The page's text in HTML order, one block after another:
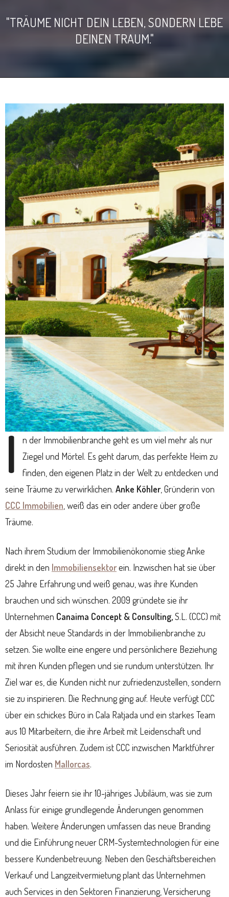
"TRÄUME NICHT DEIN LEBEN, SONDERN LEBE
DEINEN TRAUM."
I n der Immobilienbranche geht es um viel mehr als nur
Ziegel und Mörtel. Es geht darum, das perfekte Heim zu
finden, den eigenen Platz in der Welt zu entdecken und
seine Träume zu verwirklichen. Anke Köhler, Gründerin von
CCC Immobilien , weiß das ein oder andere über große
Träume.
Nach ihrem Studium der Immobilienökonomie stieg Anke
direkt in den Immobiliensektorein. Inzwischen hat sie über
25 Jahre Erfahrung und weiß genau, was ihre Kunden
brauchen und sich wünschen. 2009 gründete sie ihr
Unternehmen Canaima Concept & Consulting,S.L. (CCC) mit
der Absicht neue Standards in der Immobilienbranche zu
setzen. Sie wollte eine engere und persönlichere Beziehung
mit ihren Kunden pflegen und sie rundum unterstützen. Ihr
Ziel war es, die Kunden nicht nur zufriedenzustellen, sondern
sie zu inspirieren. Die Rechnung ging auf. Heute verfügt CCC
über ein schickes Büro in Cala Ratjada und ein starkes Team
aus 10 Mitarbeitern, die ihre Arbeit mit Leidenschaft und
Seriosität ausführen. Zudem ist CCC inzwischen Marktführer
im Nordosten Mallorcas.
Dieses Jahr feiern sie ihr 10-jähriges Jubiläum, was sie zum
Anlass für einige grundlegende Änderungen genommen
haben. Weitere Änderungen umfassen das neue Branding
und die Einführung neuer CRM-Systemtechnologien für eine
bessere Kundenbetreuung. Neben den Geschäftsbereichen
Verkauf und Langzeitvermietung plant das Unternehmen
auch Services in den Sektoren Finanzierung, Versicherung